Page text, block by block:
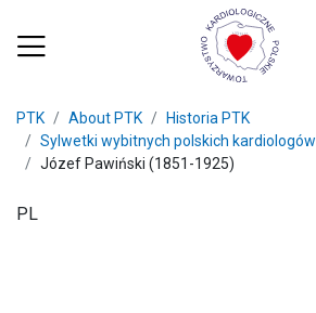
PTK About PTK
Historia PTK
Sylwetki wybitnych polskich kardiologów
Józef Pawiński (1851-1925)
PL